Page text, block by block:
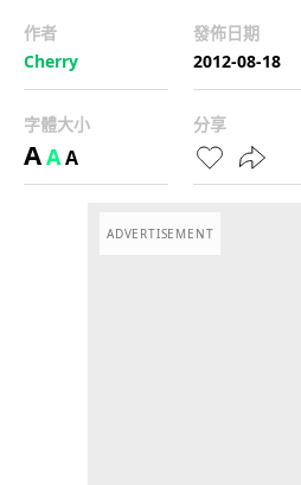
作者
Cherry
發佈日期
2012-08-18
字體大小
AAA
分享
ADVERTISEMENT